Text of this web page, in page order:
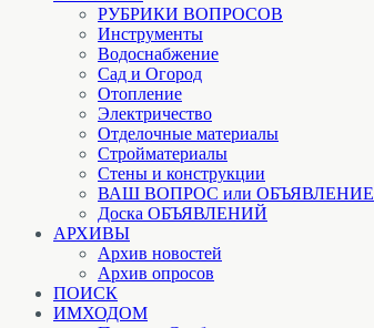
РУБРИКИ ВОПРОСОВ
Инструменты
Водоснабжение
Сад и Огород
Отопление
Электричество
Отделочные материалы
Стройматериалы
Стены и конструкции
ВАШ ВОПРОС или ОБЪЯВЛЕНИЕ
Доска ОБЪЯВЛЕНИЙ
АРХИВЫ
Архив новостей
Архив опросов
ПОИСК
ИМХОДОМ